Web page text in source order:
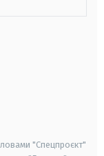
"Спецпроєкт"